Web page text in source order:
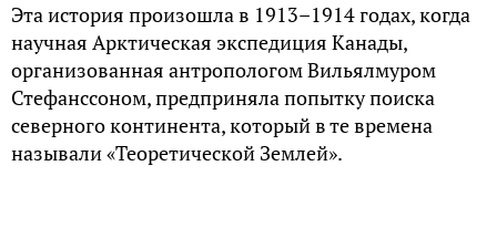
Эта история произошла в 1913–1914 годах, когда
научная Арктическая экспедиция Канады,
организованная антропологом Вильялмуром
Стефанссоном, предприняла попытку поиска
северного континента, который в те времена
называли «Теоретической Землей».